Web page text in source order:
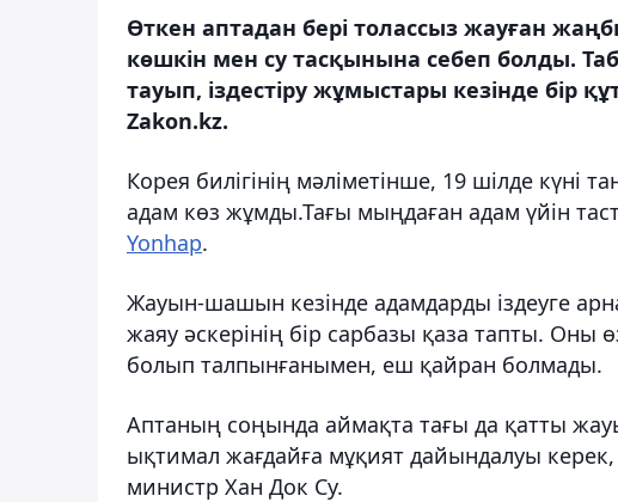
Өткен аптадан бері толассыз жауған
көшкін мен су тасқынына себеп болды.
тауып, іздестіру жұмыстары кезінде бір
Zakon.kz.
Корея билігінің мәліметінше, 19 шілде күні
адам көз жұмды.Тағы мыңдаған адам үйін
Yonhap.
Жауын-шашын кезінде адамдарды іздеуге
жаяу әскерінің бір сарбазы қаза тапты. Оны
болып талпынғанымен, еш қайран болмады.
Аптаның соңында аймақта тағы да қатты
ықтимал жағдайға мұқият дайындалуы керек,
министр Хан Док Су.